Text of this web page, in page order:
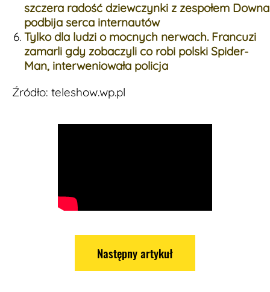
szczera radość dziewczynki z zespołem Downa
podbija serca internautów
Tylko dla ludzi o mocnych nerwach. Francuzi
zamarli gdy zobaczyli co robi polski Spider-
Man, interweniowała policja
Źródło: teleshow.wp.pl
Następny artykuł